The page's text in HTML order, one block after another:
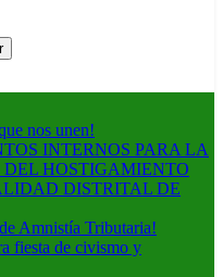
nos unen!
INTERNOS PARA LA
HOSTIGAMIENTO
DISTRITAL DE
Amnistía Tributaria!
fiesta de civismo y